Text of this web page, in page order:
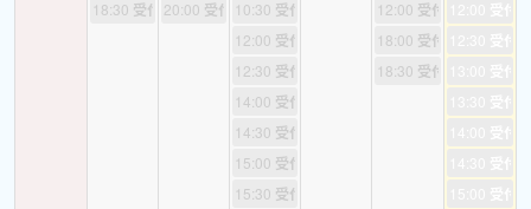
留学や海外生活の基礎英会話を練習したい、というような
相談がありましたら、喜んでお手伝いします。
英語を学習される皆さま、それぞれの用途に叶った、
オーダーメイドの授業ができるよう、
心がけていきたいと思ってます。
18:30 受付終了
20:00 受付終了
10:30 受付終了
12:00 受付終了
12:30 受付終了
14:00 受付終了
14:30 受付終了
15:00 受付終了
15:30 受付終了
12:00 受付終了
18:00 受付終了
18:30 受付終了